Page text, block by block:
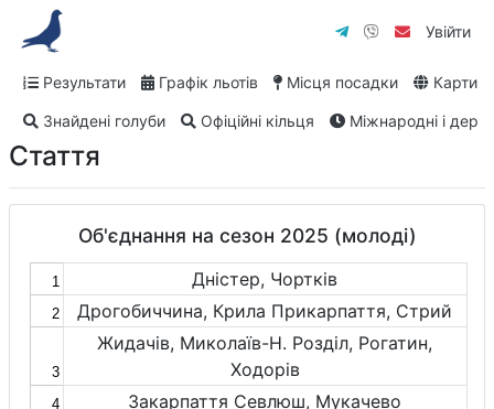
Увійти
Результати Графік льотів Місця посадки Карти
Знайдені голуби Офіційні кільця Міжнародні і
Стаття
Об'єднання на сезон 2025 (молоді)
1 Дністер, Чортків
2 Дрогобиччина, Крила Прикарпаття, Стрий
3
Жидачів, Миколаїв-Н. Розділ, Рогатин,
Ходорів
4 Закарпаття Севлюш, Мукачево